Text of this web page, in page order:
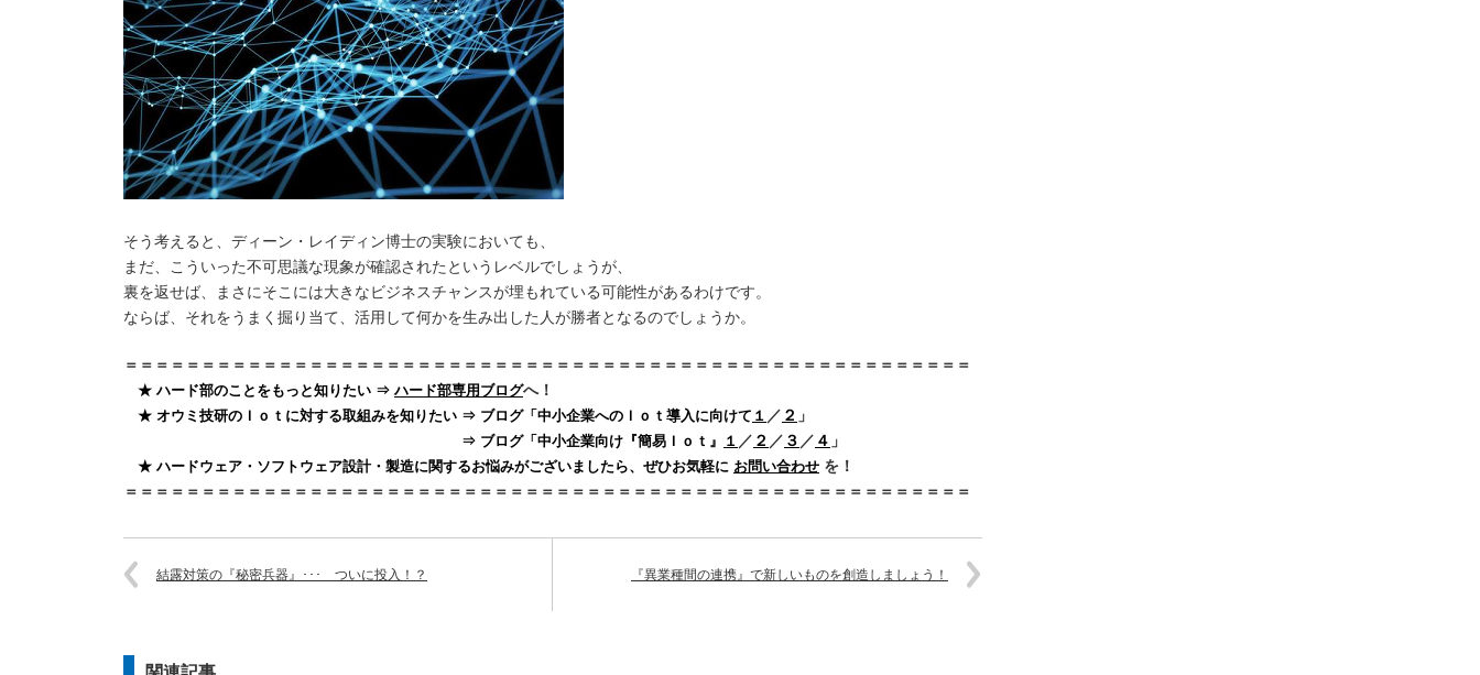
そう考えると、ディーン・レイディン博士の実験においても、
まだ、こういった不可思議な現象が確認されたというレベルでしょうが、
裏を返せば、まさにそこには大きなビジネスチャンスが埋もれている可能性があるわけです。
ならば、それをうまく掘り当て、活用して何かを生み出した人が勝者となるのでしょうか。
＝＝＝＝＝＝＝＝＝＝＝＝＝＝＝＝＝＝＝＝＝＝＝＝＝＝＝＝＝＝＝＝＝＝＝＝＝＝＝＝＝＝＝＝＝＝＝＝＝＝＝＝＝＝＝
★ ハード部のことをもっと知りたい ⇒ ハード部専用ブログへ！
★ オウミ技研のＩｏｔに対する取組みを知りたい ⇒ ブログ「中小企業へのＩｏｔ導入に向けて １ ／ ２ 」
⇒ ブログ「中小企業向け『簡易Ｉｏｔ』 １ ／ ２ ／ ３ ／ ４ 」
★ ハードウェア・ソフトウェア設計・製造に関するお悩みがございましたら、ぜひお気軽に お問い合わせ を！
＝＝＝＝＝＝＝＝＝＝＝＝＝＝＝＝＝＝＝＝＝＝＝＝＝＝＝＝＝＝＝＝＝＝＝＝＝＝＝＝＝＝＝＝＝＝＝＝＝＝＝＝＝＝＝
結露対策の『秘密兵器』･･･ ついに投入！？ 『異業種間の連携』で新しいものを創造しましょう！